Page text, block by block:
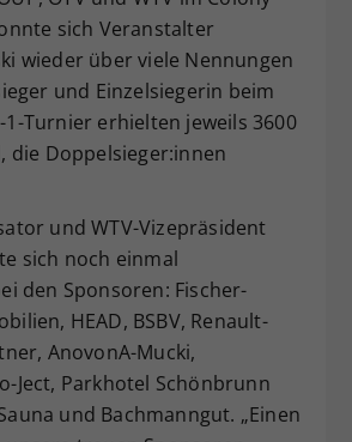
sich Veranstalter
wieder über viele Nennungen
und Einzelsiegerin beim
1-Turnier erhielten jeweils 3600
die Doppelsieger:innen
und WTV-Vizepräsident
sich noch einmal
den Sponsoren: Fischer-
HEAD, BSBV, Renault-
AnovonA-Mucki,
Ject, Parkhotel Schönbrunn
und Bachmanngut. „Einen
Wert speichert Ihre Consent-
Unter anderem eine
generierte ID, für die
Speicherung Ihrer
Einstellungen, falls der
Betreiber dies eingestellt